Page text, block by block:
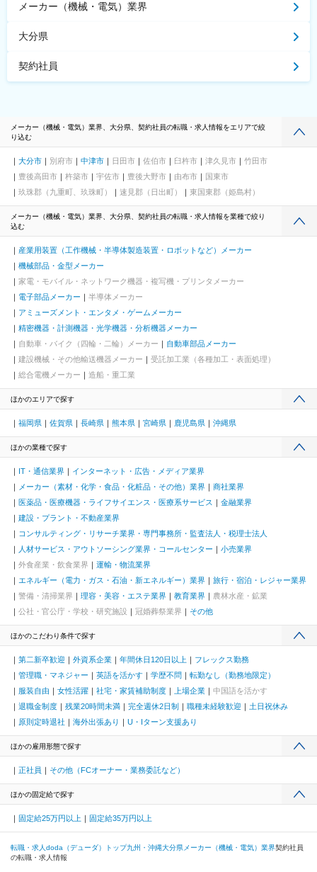
メーカー（機械・電気）業界
大分県
契約社員
メーカー（機械・電気）業界、大分県、契約社員の転職・求人情報をエリアで絞
り込む
大分市 別府市 中津市 日田市 佐伯市 臼杵市 津久見市
竹田市
豊後高田市
杵築市 宇佐市 豊後大野市 由布市
国東市
玖珠郡（九重町、玖珠町）
速見郡（日出町） 東国東郡（姫島村）
メーカー（機械・電気）業界、大分県、契約社員の転職・求人情報を業種で絞り
込む
産業用装置（工作機械・半導体製造装置・ロボットなど）メーカー
機械部品・金型メーカー
家電・モバイル・ネットワーク機器・複写機・プリンタメーカー
電子部品メーカー
半導体メーカー
アミューズメント・エンタメ・ゲームメーカー
精密機器・計測機器・光学機器・分析機器メーカー
自動車・バイク（四輪・二輪）メーカー
自動車部品メーカー
建設機械・その他輸送機器メーカー
受託加工業（各種加工・表面処理）
総合電機メーカー
造船・重工業
ほかのエリアで探す
福岡県 佐賀県 長崎県 熊本県 宮崎県 鹿児島県 沖縄県
ほかの業種で探す
IT・通信業界
インターネット・広告・メディア業界
メーカー（素材・化学・食品・化粧品・その他）業界
商社業界
医薬品・医療機器・ライフサイエンス・医療系サービス
金融業界
建設・プラント・不動産業界
コンサルティング・リサーチ業界・専門事務所・監査法人・税理士法人
人材サービス・アウトソーシング業界・コールセンター
小売業界
外食産業・飲食業界
運輸・物流業界
エネルギー（電力・ガス・石油・新エネルギー）業界
旅行・宿泊・レジャー業界
警備・清掃業界
理容・美容・エステ業界 教育業界
農林水産・鉱業
公社・官公庁・学校・研究施設
冠婚葬祭業界 その他
ほかのこだわり条件で探す
第二新卒歓迎 外資系企業 年間休日120日以上
フレックス勤務
管理職・マネジャー
英語を活かす 学歴不問
転勤なし（勤務地限定）
服装自由
女性活躍 社宅・家賃補助制度 上場企業
中国語を活かす
退職金制度
残業20時間未満 完全週休2日制 職種未経験歓迎
土日祝休み
原則定時退社
海外出張あり U・Iターン支援あり
ほかの雇用形態で探す
正社員 その他（FCオーナー・業務委託など）
ほかの固定給で探す
固定給25万円以上 固定給35万円以上
転職・求人doda（デューダ）トップ九州・沖縄大分県 メーカー（機械・電気）業界契約社員
の転職・求人情報